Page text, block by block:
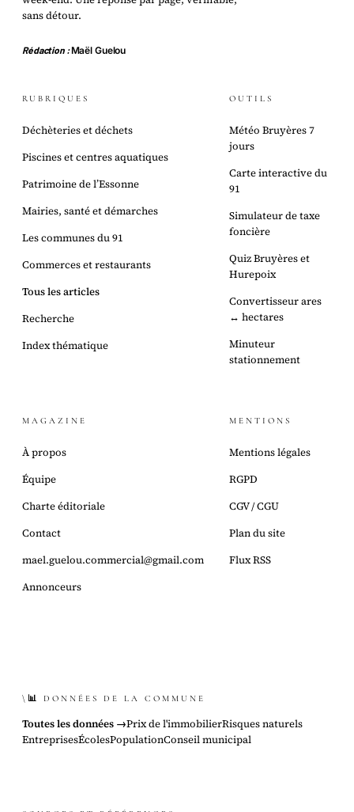
sans détour.
Rédaction :Maël Guelou
RUBRIQUES
Déchèteries et déchets
Piscines et centres aquatiques
Patrimoine de l’Essonne
Mairies, santé et démarches
Les communes du 91
Commerces et restaurants
Tous les articles
Recherche
Index thématique
OUTILS
Météo Bruyères 7
jours
Carte interactive du
91
Simulateur de taxe
foncière
Quiz Bruyères et
Hurepoix
Convertisseur ares
↔ hectares
Minuteur
stationnement
MAGAZINE
À propos
Équipe
Charte éditoriale
Contact
mael.guelou.commercial@gmail.com
Annonceurs
MENTIONS
Mentions légales
RGPD
CGV / CGU
Plan du site
Flux RSS
\📊 DONNÉES DE LA COMMUNE
Toutes les données →Prix de l'immobilierRisques naturels
EntreprisesÉcolesPopulationConseil municipal